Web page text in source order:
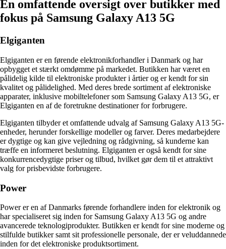
En omfattende oversigt over butikker med
fokus på Samsung Galaxy A13 5G
Elgiganten
Elgiganten er en førende elektronikforhandler i Danmark og har
opbygget et stærkt omdømme på markedet. Butikken har været en
pålidelig kilde til elektroniske produkter i årtier og er kendt for sin
kvalitet og pålidelighed. Med deres brede sortiment af elektroniske
apparater, inklusive mobiltelefoner som Samsung Galaxy A13 5G, er
Elgiganten en af ​​de foretrukne destinationer for forbrugere.
Elgiganten tilbyder et omfattende udvalg af Samsung Galaxy A13 5G-
enheder, herunder forskellige modeller og farver. Deres medarbejdere
er dygtige og kan give vejledning og rådgivning, så kunderne kan
træffe en informeret beslutning. Elgiganten er også kendt for sine
konkurrencedygtige priser og tilbud, hvilket gør dem til et attraktivt
valg for prisbevidste forbrugere.
Power
Power er en af ​​Danmarks førende forhandlere inden for elektronik og
har specialiseret sig inden for Samsung Galaxy A13 5G og andre
avancerede teknologiprodukter. Butikken er kendt for sine moderne og
stilfulde butikker samt sit professionelle personale, der er veluddannede
inden for det elektroniske produktsortiment.